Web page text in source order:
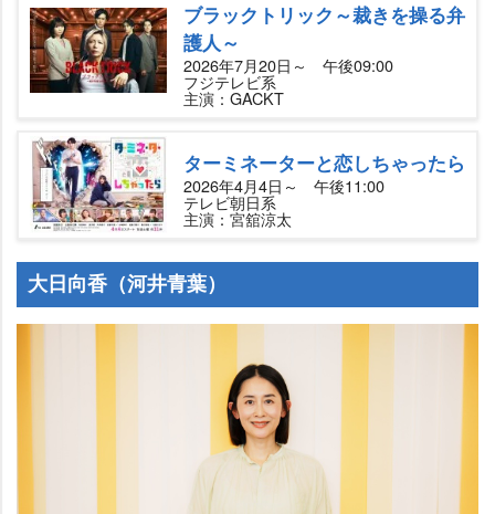
ブラックトリック～裁きを操る弁
護人～
2026年7月20日～ 午後09:00
フジテレビ系
主演：GACKT
ターミネーターと恋しちゃったら
2026年4月4日～ 午後11:00
テレビ朝日系
主演：宮舘涼太
大日向香（河井青葉）